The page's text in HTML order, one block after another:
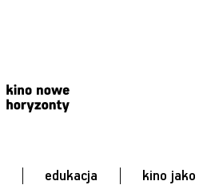
edukacja kino